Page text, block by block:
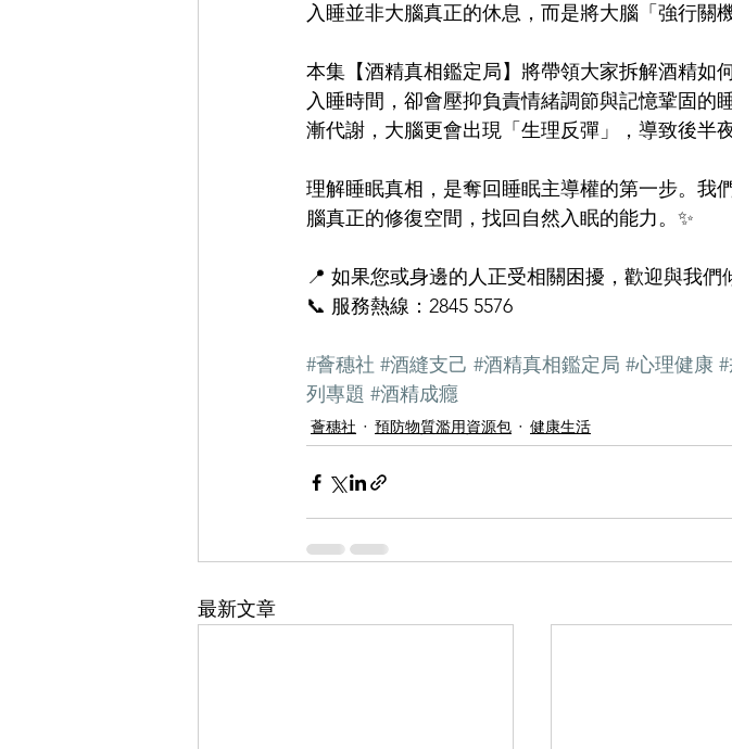
入睡並非大腦真正的休息，而是將大腦「強行關機
本集【酒精真相鑑定局】將帶領大家拆解酒精如
入睡時間，卻會壓抑負責情緒調節與記憶鞏固的
漸代謝，大腦更會出現「生理反彈」，導致後半
理解睡眠真相，是奪回睡眠主導權的第一步。我
腦真正的修復空間，找回自然入眠的能力。✨
📍 如果您或身邊的人正受相關困擾，歡迎與我們
📞 服務熱線：2845 5576
#薈穗社 #酒縫支己 #酒精真相鑑定局 #心理健康
列專題 #酒精成癮
薈穗社 預防物質濫用資源包 健康生活
最新文章